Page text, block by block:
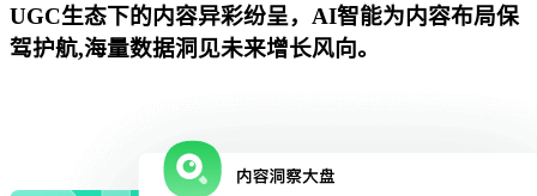
UGC生态下的内容异彩纷呈，AI智能为内容布局保
驾护航,海量数据洞见未来增长风向。